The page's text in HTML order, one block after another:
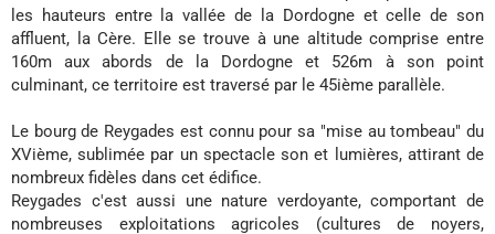
les hauteurs entre la vallée de la Dordogne et celle de son
affluent, la Cère. Elle se trouve à une altitude comprise entre
160m aux abords de la Dordogne et 526m à son point
culminant, ce territoire est traversé par le 45ième parallèle.
Le bourg de Reygades est connu pour sa "mise au tombeau" du
XVième, sublimée par un spectacle son et lumières, attirant de
nombreux fidèles dans cet édifice.
Reygades c'est aussi une nature verdoyante, comportant de
nombreuses exploitations agricoles (cultures de noyers,